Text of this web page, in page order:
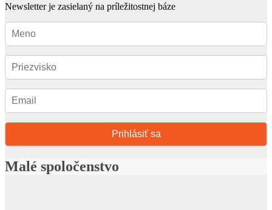
Newsletter je zasielaný na príležitostnej báze
Prihlásiť sa
Malé spoločenstvo